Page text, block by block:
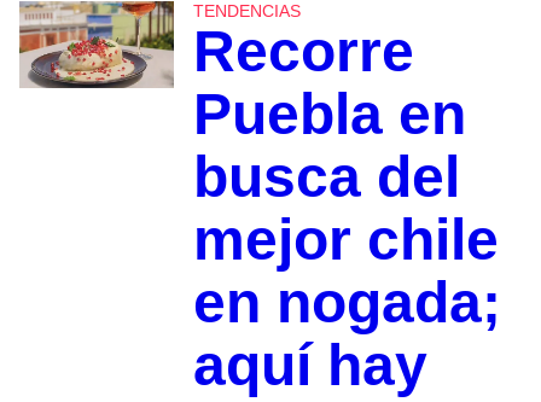
TENDENCIAS
Recorre
Puebla en
busca del
mejor chile
en nogada;
aquí hay